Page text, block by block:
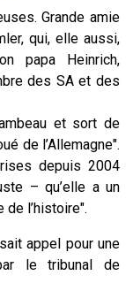
Grande amie
qui, elle aussi,
papa Heinrich,
des SA et des
et sort de
de l’Allemagne".
depuis 2004
– qu’elle a un
l’histoire".
appel pour une
le tribunal de